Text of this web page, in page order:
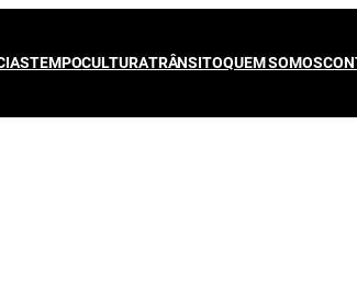
TEMPOCULTURATRÂNSITOQUEM SOMOS